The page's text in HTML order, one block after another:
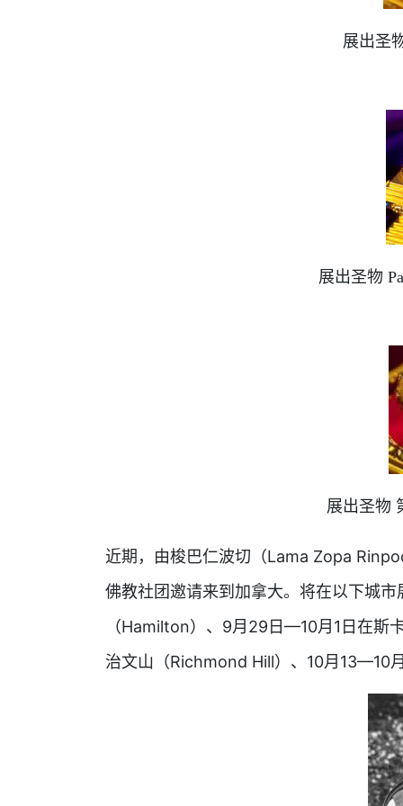
展出圣
展出圣物
展出圣物
近期，由梭巴仁波切（Lama Zopa
佛教社团邀请来到加拿大。将在以下城
（Hamilton）、9月29日—10月1日在
治文山（Richmond Hill）、10月13—10